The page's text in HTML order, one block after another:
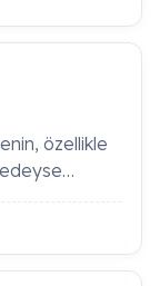
işlemidir.
mukoza dokusu
olarak
Fazla
özellikle